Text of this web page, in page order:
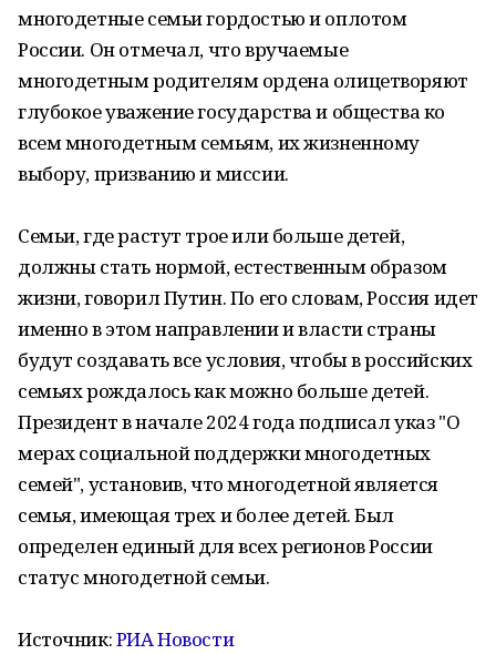
многодетные семьи гордостью и оплотом
России. Он отмечал, что вручаемые
многодетным родителям ордена олицетворяют
глубокое уважение государства и общества ко
всем многодетным семьям, их жизненному
выбору, призванию и миссии.
Семьи, где растут трое или больше детей,
должны стать нормой, естественным образом
жизни, говорил Путин. По его словам, Россия идет
именно в этом направлении и власти страны
будут создавать все условия, чтобы в российских
семьях рождалось как можно больше детей.
Президент в начале 2024 года подписал указ "О
мерах социальной поддержки многодетных
семей", установив, что многодетной является
семья, имеющая трех и более детей. Был
определен единый для всех регионов России
статус многодетной семьи.
Источник:РИА Новости